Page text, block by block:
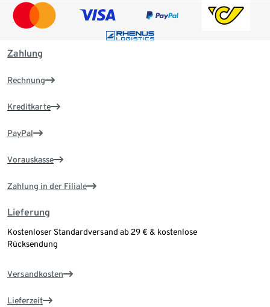
Zahlung
Rechnung
Kreditkarte
PayPal
Vorauskasse
Zahlung in der Filiale
Lieferung
Kostenloser Standardversand ab 29 € & kostenlose
Rücksendung
Versandkosten
Lieferzeit